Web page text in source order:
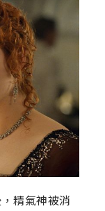
精氣神被消